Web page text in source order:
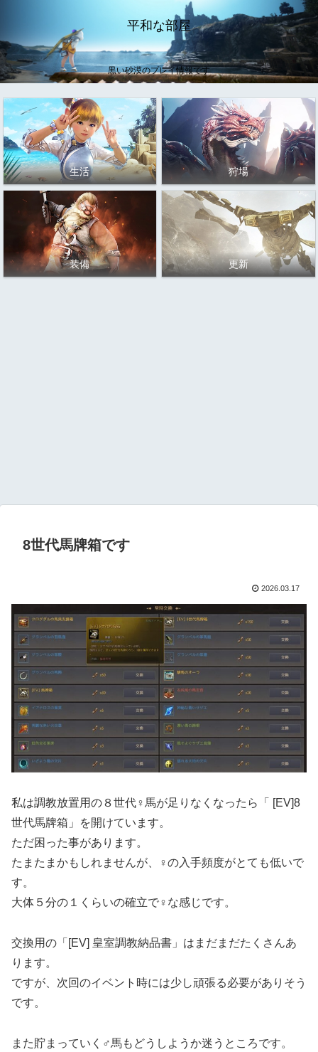
平和な部屋
黒い砂漠のプレイ情報です
生活 狩場
装備 更新
8世代馬牌箱です
2026.03.17
私は調教放置用の８世代♀馬が足りなくなったら「 [EV]8
世代馬牌箱」を開けています。
ただ困った事があります。
たまたまかもしれませんが、♀の入手頻度がとても低いで
す。
大体５分の１くらいの確立で♀な感じです。
交換用の「[EV] 皇室調教納品書」はまだまだたくさんあ
ります。
ですが、次回のイベント時には少し頑張る必要がありそう
です。
また貯まっていく♂馬もどうしようか迷うところです。